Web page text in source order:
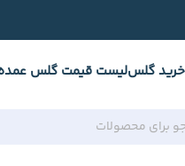
خرید گلسلیست قیمت گلس عمده